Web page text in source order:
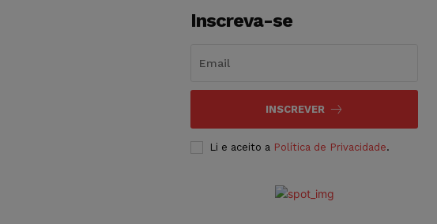
Inscreva-se
INSCREVER
Li e aceito a Política de Privacidade.